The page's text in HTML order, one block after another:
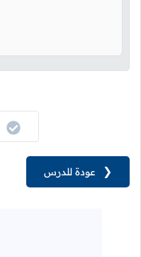
❮ عودة للدرس